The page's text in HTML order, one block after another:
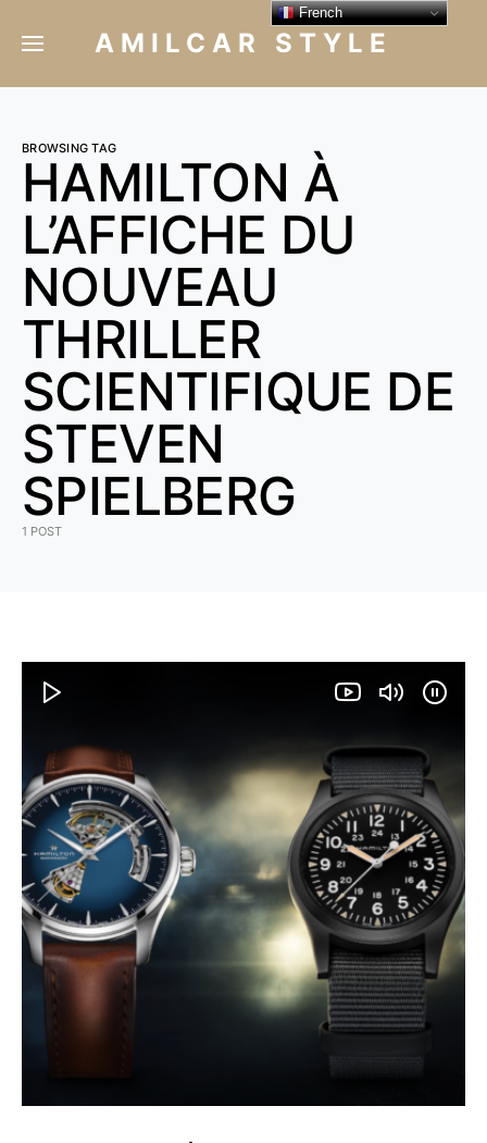
AMILCAR STYLE
BROWSING TAG
HAMILTON À
L’AFFICHE DU
NOUVEAU
THRILLER
SCIENTIFIQUE DE
STEVEN
SPIELBERG
1 POST
French